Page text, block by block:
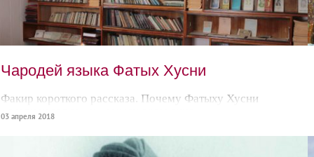
Чародей языка Фатых Хусни
Факир короткого рассказа. Почему Фатыху Хусни
«сдавили горло» и «омыли ядом лицо»
03 апреля 2018